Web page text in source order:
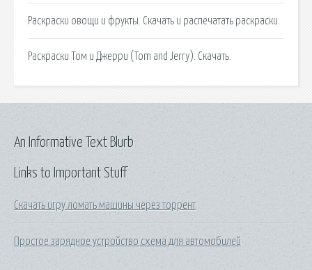
Раскраски овощи и фрукты. Скачать и распечатать раскраски.
Раскраски Том и Джерри (Tom and Jerry). Скачать.
Links to Important Stuff
Скачать игру ломать машины через торрент
Простое зарядное устройство схема для автомобилей
An Informative Text Blurb